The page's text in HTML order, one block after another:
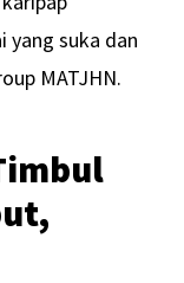
yang suka dan
MATJHN.